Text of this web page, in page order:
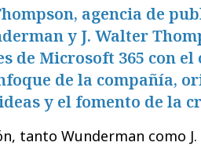
agencia de
y J. Walter
de Microsoft 365 con
de la compañía,
y el fomento de la
tanto Wunderman como